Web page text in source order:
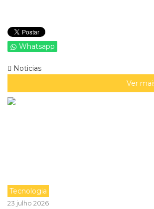
Whatsapp
Noticias
Ver
Tecnologia
23 julho 2026